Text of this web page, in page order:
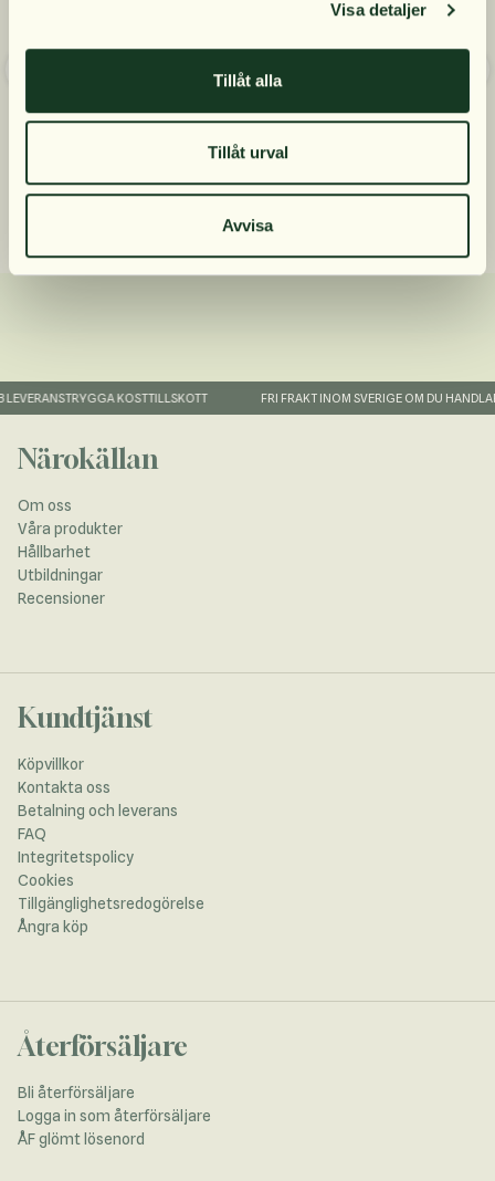
Visa detaljer
Tillåt alla
Tillåt urval
Avvisa
Närokällan Multivitamin
374 kr
Närokällan Mega Multi
Advanced 900 ml
468 kr
TRYGGA KOSTTILLSKOTT FRI FRAKT INOM SVERIGE OM DU HANDLAR
Närokällan
Om oss
Våra produkter
Hållbarhet
Utbildningar
Recensioner
Kundtjänst
Köpvillkor
Kontakta oss
Betalning och leverans
FAQ
Integritetspolicy
Cookies
Tillgänglighetsredogörelse
Ångra köp
Återförsäljare
Bli återförsäljare
Logga in som återförsäljare
ÅF glömt lösenord
Nej, tack